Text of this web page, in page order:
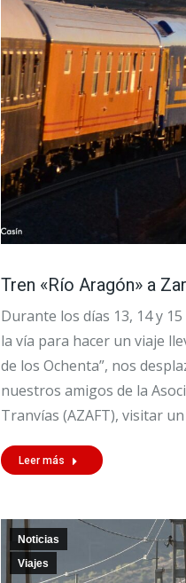
Tren «Río Aragón» a
Durante los días 13, 14 y
la vía para hacer un viaje
de los Ochenta”, nos
nuestros amigos de la
Tranvías (AZAFT), visitar
Leer más
Noticias
Viajes